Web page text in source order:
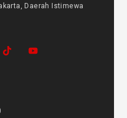
Daerah Istimewa